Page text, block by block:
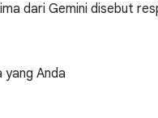
dari Gemini disebut
yang Anda